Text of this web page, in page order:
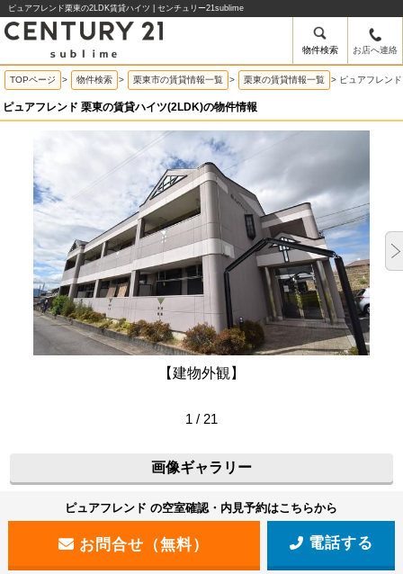
ピュアフレンド栗東の2LDK賃貸ハイツ | センチュリー21sublime
物件検索 お店へ連絡
TOPページ > 物件検索 > 栗東市の賃貸情報一覧 > 栗東の賃貸情報一覧 > ピュアフレン
ピュアフレンド 栗東の賃貸ハイツ(2LDK)の物件情報
【建物外観】
1 / 21
画像ギャラリー
ピュアフレンド の空室確認・内見予約はこちらから
電話する